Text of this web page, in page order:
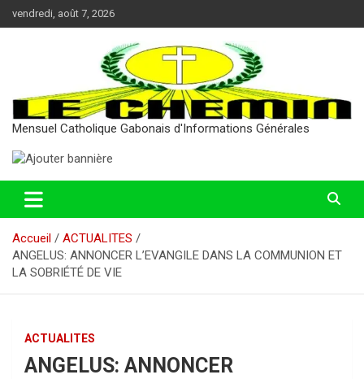
au
vendredi, août 7, 2026
Mensuel Catholique Gabonais d'Informations Générales
Accueil
ACTUALITES
ANGELUS: ANNONCER L’EVANGILE DANS LA COMMUNION ET
LA SOBRIÉTÉ DE VIE
ACTUALITES
ANGELUS: ANNONCER